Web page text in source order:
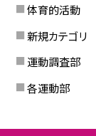
体育的活動
新規カテゴリ
運動調査部
各運動部